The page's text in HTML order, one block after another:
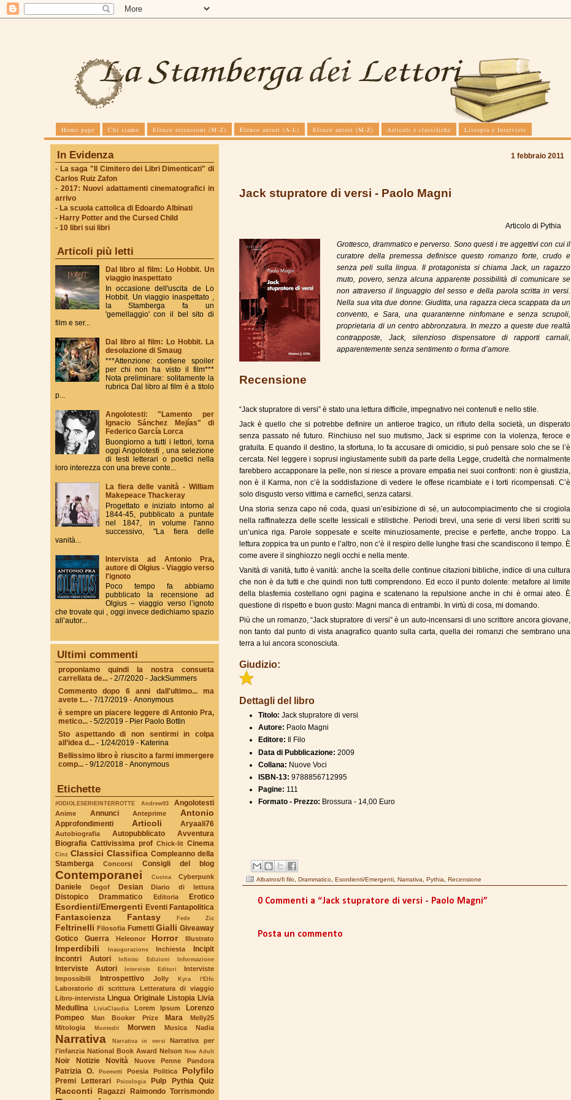
Home page Chi siamo Elenco recensioni (M-Z) Elenco autori (A-L) Elenco autori (M-Z) Articoli e classifiche Listopia e Interviste
In Evidenza
- La saga "Il Cimitero dei Libri Dimenticati" di
Carlos Ruiz Zafon
- 2017: Nuovi adattamenti cinematografici in
arrivo
- La scuola cattolica di Edoardo Albinati
- Harry Potter and the Cursed Child
- 10 libri sui libri
Articoli più letti
Dal libro al film: Lo Hobbit. Un
viaggio inaspettato
In occasione dell'uscita de Lo
Hobbit. Un viaggio inaspettato ,
la Stamberga fa un
'gemellaggio' con il bel sito di
film e ser...
Dal libro al film: Lo Hobbit. La
desolazione di Smaug
***Attenzione: contiene spoiler
per chi non ha visto il film***
Nota preliminare: solitamente la
rubrica Dal libro al film è a titolo
p...
Angolotesti: "Lamento per
Ignacio Sánchez Mejías" di
Federico García Lorca
Buongiorno a tutti i lettori, torna
oggi Angolotesti , una selezione
di testi letterari o poetici nella
loro interezza con una breve conte...
La fiera delle vanità - William
Makepeace Thackeray
Progettato e iniziato intorno al
1844-45, pubblicato a puntate
nel 1847, in volume l'anno
successivo, "La fiera delle
vanità...
Intervista ad Antonio Pra,
autore di Olgius - Viaggio verso
l'ignoto
Poco tempo fa abbiamo
pubblicato la recensione ad
Olgius – viaggio verso l’ignoto
che trovate qui , oggi invece dedichiamo spazio
all’autor...
Ultimi commenti
proponiamo quindi la nostra consueta
carrellata de... - 2/7/2020 - JackSummers
Commento dopo 6 anni dall'ultimo... ma
avete t... - 7/17/2019 - Anonymous
è sempre un piacere leggere di Antonio Pra,
metico... - 5/2/2019 - Pier Paolo Bottin
Sto aspettando di non sentirmi in colpa
all’idea d... - 1/24/2019 - Katerina
Bellissimo libro è riuscito a farmi immergere
comp... - 9/12/2018 - Anonymous
Etichette
#ODIOLESERIEINTERROTTE Andrew93 Angolotesti
Anime Annunci Anteprime Antonio
Approfondimenti Articoli Aryaali76
Autobiografia Autopubblicato
Avventura
Biografia Cattivissima prof Chick-lit Cinema
Cinz Classici Classifica Compleanno della
Stamberga
Concorsi Consigli del blog
Contemporanei Cucina Cyberpunk
Daniele Degof Desian Diario di lettura
Distopico Drammatico Editoria Erotico
Esordienti/Emergenti Eventi Fantapolitica
Fantascienza Fantasy Fede Zic
Feltrinelli Filosofia Fumetti Gialli Giveaway
Gotico
Guerra Heleonor Horror Illustrato
Imperdibili Inaugurazione Inchiesta
Incipit
Incontri Autori
Infinito Edizioni Informazione
Interviste Autori Interviste Editori
Interviste
Impossibili
Introspettivo Jolly Kyra l'Elfo
Laboratorio di scrittura
Letteratura di viaggio
Libro-intervista Lingua Originale Listopia Livia
Medullina
LiviaClaudia Lorem Ipsum
Lorenzo
Pompeo
Man Booker Prize Mara
Melly25
Mitologia
Montedit Morwen Musica Nadia
Narrativa Narrativa in versi
Narrativa per
l'infanzia National Book Award Nelson New Adult
Noir Notizie Novità Nuove Penne Pandora
Patrizia O. Poemetti Poesia Politica Polyfilo
Premi Letterari Psicologia Pulp Pythia Quiz
Racconti Ragazzi Raimondo Torrismondo
1 febbraio 2011
Jack stupratore di versi - Paolo Magni
Articolo di Pythia
Grottesco, drammatico e perverso. Sono questi i tre aggettivi con cui il
curatore della premessa definisce questo romanzo forte, crudo e
senza peli sulla lingua. Il protagonista si chiama Jack, un ragazzo
muto, povero, senza alcuna apparente possibilità di comunicare se
non attraverso il linguaggio del sesso e della parola scritta in versi.
Nella sua vita due donne: Giuditta, una ragazza cieca scappata da un
convento, e Sara, una quarantenne ninfomane e senza scrupoli,
proprietaria di un centro abbronzatura. In mezzo a queste due realtà
contrapposte, Jack, silenzioso dispensatore di rapporti carnali,
apparentemente senza sentimento o forma d’amore.
Recensione
“Jack stupratore di versi” è stato una lettura difficile, impegnativo nei contenuti e nello stile.
Jack è quello che si potrebbe definire un antieroe tragico, un rifiuto della società, un disperato
senza passato né futuro. Rinchiuso nel suo mutismo, Jack si esprime con la violenza, feroce e
gratuita. E quando il destino, la sfortuna, lo fa accusare di omicidio, si può pensare solo che se l’è
cercata. Nel leggere i soprusi ingiustamente subiti da parte della Legge, crudeltà che normalmente
farebbero accapponare la pelle, non si riesce a provare empatia nei suoi confronti: non è giustizia,
non è il Karma, non c’è la soddisfazione di vedere le offese ricambiate e i torti ricompensati. C’è
solo disgusto verso vittima e carnefici, senza catarsi.
Una storia senza capo né coda, quasi un’esibizione di sé, un autocompiacimento che si crogiola
nella raffinatezza delle scelte lessicali e stilistiche. Periodi brevi, una serie di versi liberi scritti su
un’unica riga. Parole soppesate e scelte minuziosamente, precise e perfette, anche troppo. La
lettura zoppica tra un punto e l’altro, non c’è il respiro delle lunghe frasi che scandiscono il tempo. È
come avere il singhiozzo negli occhi e nella mente.
Vanità di vanità, tutto è vanità: anche la scelta delle continue citazioni bibliche, indice di una cultura
che non è da tutti e che quindi non tutti comprendono. Ed ecco il punto dolente: metafore al limite
della blasfemia costellano ogni pagina e scatenano la repulsione anche in chi è ormai ateo. È
questione di rispetto e buon gusto: Magni manca di entrambi. In virtù di cosa, mi domando.
Più che un romanzo, “Jack stupratore di versi” è un auto-incensarsi di uno scrittore ancora giovane,
non tanto dal punto di vista anagrafico quanto sulla carta, quella dei romanzi che sembrano una
terra a lui ancora sconosciuta.
Giudizio:
Dettagli del libro
Titolo: Jack stupratore di versi
Autore: Paolo Magni
Editore: Il Filo
Data di Pubblicazione: 2009
Collana: Nuove Voci
ISBN-13: 9788856712995
Pagine: 111
Formato - Prezzo: Brossura - 14,00 Euro
Albatros/Il filo Drammatico Esordienti/Emergenti Narrativa Pythia Recensione
0 Commenti a “Jack stupratore di versi - Paolo Magni”
Posta un commento